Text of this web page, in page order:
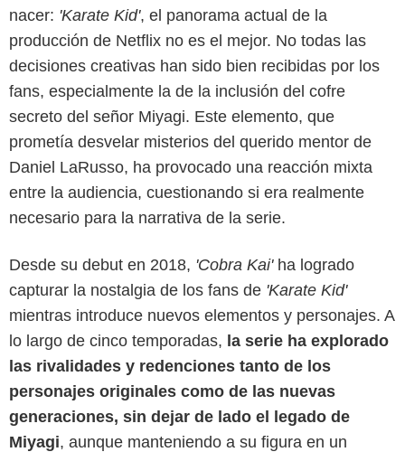
nacer: 'Karate Kid', el panorama actual de la
producción de Netflix no es el mejor. No todas las
decisiones creativas han sido bien recibidas por los
fans, especialmente la de la inclusión del cofre
secreto del señor Miyagi. Este elemento, que
prometía desvelar misterios del querido mentor de
Daniel LaRusso, ha provocado una reacción mixta
entre la audiencia, cuestionando si era realmente
necesario para la narrativa de la serie.
Desde su debut en 2018, 'Cobra Kai'ha logrado
capturar la nostalgia de los fans de 'Karate Kid'
mientras introduce nuevos elementos y personajes. A
lo largo de cinco temporadas, la serie ha explorado
las rivalidades y redenciones tanto de los
personajes originales como de las nuevas
generaciones, sin dejar de lado el legado de
Miyagi, aunque manteniendo a su figura en un